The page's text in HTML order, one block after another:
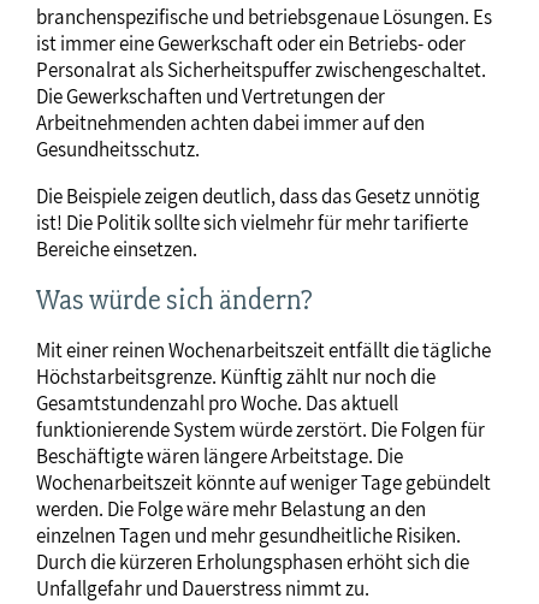
branchenspezifische und betriebsgenaue Lösungen. Es
ist immer eine Gewerkschaft oder ein Betriebs- oder
Personalrat als Sicherheitspuffer zwischengeschaltet.
Die Gewerkschaften und Vertretungen der
Arbeitnehmenden achten dabei immer auf den
Gesundheitsschutz.
Die Beispiele zeigen deutlich, dass das Gesetz unnötig
ist! Die Politik sollte sich vielmehr für mehr tarifierte
Bereiche einsetzen.
Was würde sich ändern?
Mit einer reinen Wochenarbeitszeit entfällt die tägliche
Höchstarbeitsgrenze. Künftig zählt nur noch die
Gesamtstundenzahl pro Woche. Das aktuell
funktionierende System würde zerstört. Die Folgen für
Beschäftigte wären längere Arbeitstage. Die
Wochenarbeitszeit könnte auf weniger Tage gebündelt
werden. Die Folge wäre mehr Belastung an den
einzelnen Tagen und mehr gesundheitliche Risiken.
Durch die kürzeren Erholungsphasen erhöht sich die
Unfallgefahr und Dauerstress nimmt zu.